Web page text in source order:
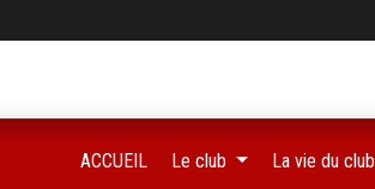
ACCUEIL Le club La vie du club